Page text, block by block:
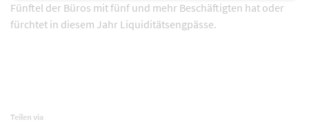
Fünftel der Büros mit fünf und mehr Beschäftigten hat oder
fürchtet in diesem Jahr Liquiditätsengpässe.
Teilen via